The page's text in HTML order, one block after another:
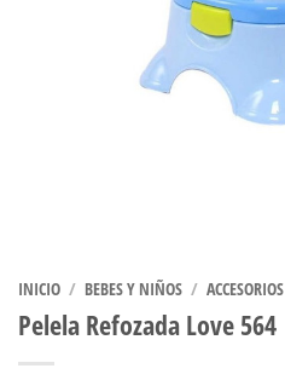
INICIO / BEBES Y NIÑOS / ACCESORIOS
Pelela Refozada Love 564